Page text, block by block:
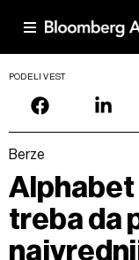
PODELI VEST
Berze
Alphabet
treba da